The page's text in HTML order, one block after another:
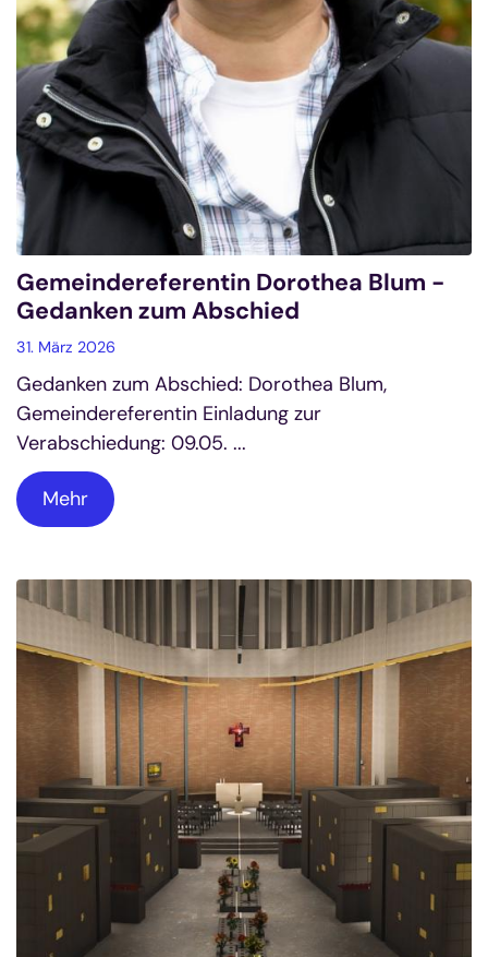
Gemeindereferentin Dorothea Blum -
Gedanken zum Abschied
31. März 2026
Gedanken zum Abschied: Dorothea Blum,
Gemeindereferentin Einladung zur
Verabschiedung: 09.05. ...
Mehr